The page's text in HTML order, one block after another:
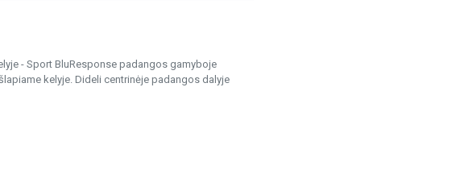
- Sport BluResponse padangos gamyboje
kelyje. Dideli centrinėje padangos dalyje